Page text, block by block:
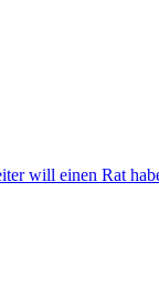
will einen Rat